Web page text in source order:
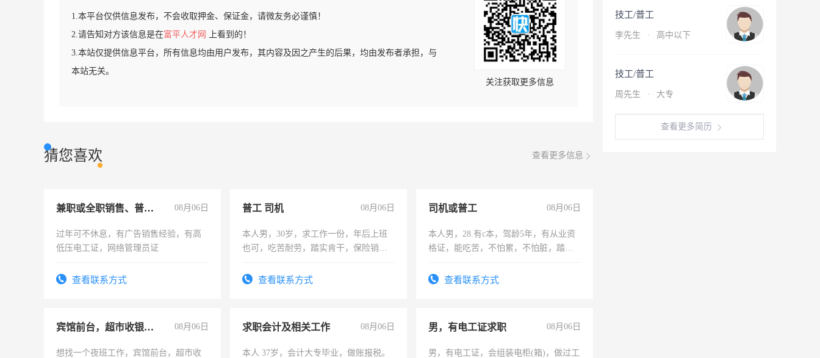
1.本平台仅供信息发布，不会收取押金、保证金，请微友务必谨慎！
2.请告知对方该信息是在富平人才网
上看到的！
3.本站仅提供信息平台，所有信息均由用户发布，其内容及因之产生的后果，均由发布者承担，与
本站无关。
关注获取更多信息
猜您喜欢 查看更多信息
兼职或全职销售、普工、维修 08月06日
过年可不休息，有广告销售经验，有高
低压电工证，网络管理员证
查看联系方式
普工 司机 08月06日
本人男，30岁，求工作一份，年后上班
也可，吃苦耐劳，踏实肯干，保险销售
查看联系方式
司机或普工 08月06日
本人男，28.有c本，驾龄5年，有从业资
格证，能吃苦，不怕累，不怕脏，踏
查看联系方式
宾馆前台，超市收银员，淘宝客服 08月06日
想找一个夜班工作，宾馆前台，超市收
求职会计及相关工作 08月06日
本人 37岁，会计大专毕业，做账报税。
男，有电工证求职 08月06日
男，有电工证，会组装电柜(箱)，做过工
技工/普工
李先生 · 高中以下
技工/普工
周先生 · 大专
查看更多简历